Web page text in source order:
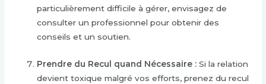
particulièrement difficile à gérer, envisagez de
consulter un professionnel pour obtenir des
conseils et un soutien.
Prendre du Recul quand Nécessaire : Si la relation
devient toxique malgré vos efforts, prenez du recul